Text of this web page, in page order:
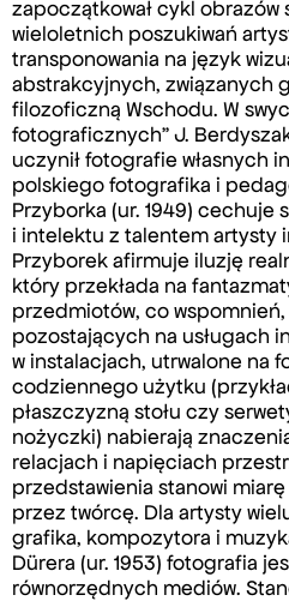
zapoczątkował cykl
wieloletnich poszukiwań
transponowania na język
abstrakcyjnych, związanych
filozoficzną Wschodu. W
fotograficznych” J.
uczynił fotografie własnych
polskiego fotografika i
Przyborka (ur. 1949) cechuje
i intelektu z talentem artysty
Przyborek afirmuje iluzję
który przekłada na
przedmiotów, co
pozostających na usługach
w instalacjach, utrwalone na
codziennego użytku
płaszczyzną stołu czy
nożyczki) nabierają
relacjach i napięciach
przedstawienia stanowi
przez twórcę. Dla artysty
grafika, kompozytora i
Dürera (ur. 1953) fotografia
równorzędnych mediów.